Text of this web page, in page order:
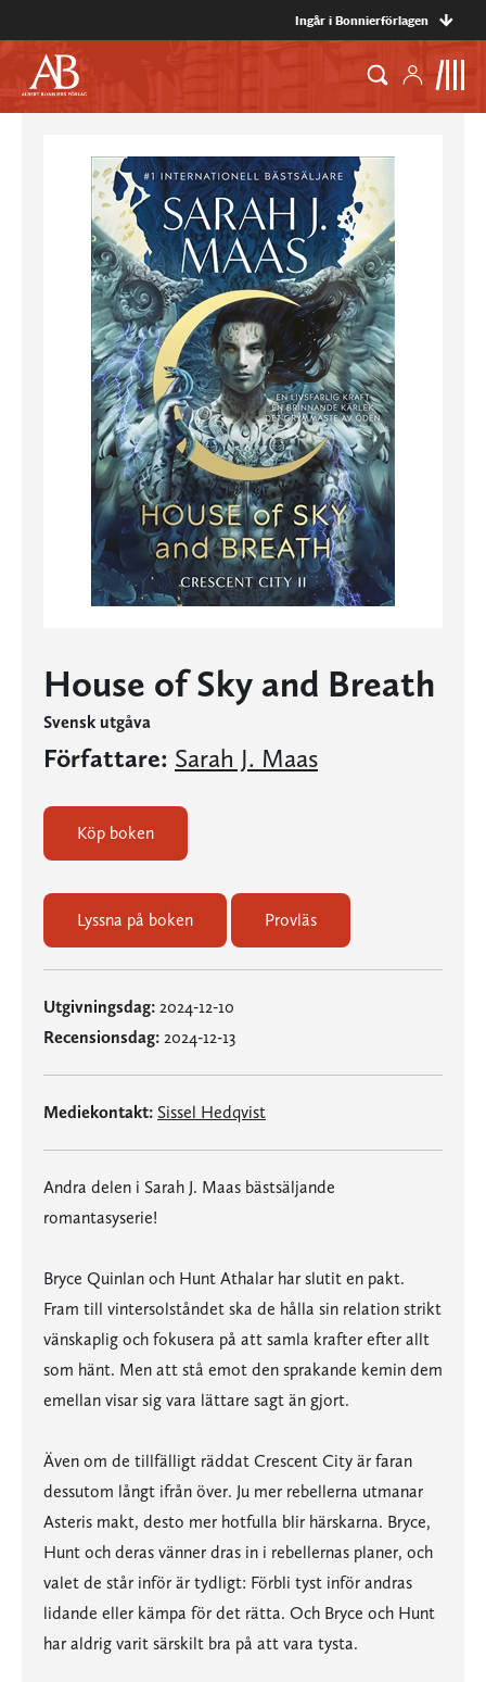
Ingår i Bonnierförlagen
House of Sky and Breath
Svensk utgåva
Författare: Sarah J. Maas
Köp boken
Lyssna på boken Provläs
Utgivningsdag: 2024-12-10
Recensionsdag: 2024-12-13
Mediekontakt: Sissel Hedqvist
Andra delen i Sarah J. Maas bästsäljande
romantasyserie!
Bryce Quinlan och Hunt Athalar har slutit en pakt.
Fram till vintersolståndet ska de hålla sin relation strikt
vänskaplig och fokusera på att samla krafter efter allt
som hänt. Men att stå emot den sprakande kemin dem
emellan visar sig vara lättare sagt än gjort.
Även om de tillfälligt räddat Crescent City är faran
dessutom långt ifrån över. Ju mer rebellerna utmanar
Asteris makt, desto mer hotfulla blir härskarna. Bryce,
Hunt och deras vänner dras in i rebellernas planer, och
valet de står inför är tydligt: Förbli tyst inför andras
lidande eller kämpa för det rätta. Och Bryce och Hunt
har aldrig varit särskilt bra på att vara tysta.